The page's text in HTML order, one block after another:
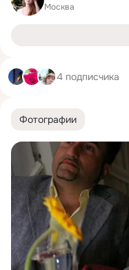
Фотографии
Москва
4 подписчика